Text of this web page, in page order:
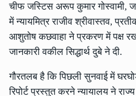
चीफ जस्टिस अरूप कुमार गोस्वामी,
में न्यायमित्र राजीव श्रीवास्तव,
आशुतोष कछवाहा ने प्रकरण में पक्ष
जानकारी वकील सिद्धार्थ दुबे ने दी.
गौरतलब है कि पिछली सुनवाई में
रिपोर्ट प्रस्तुत करने न्यायालय ने